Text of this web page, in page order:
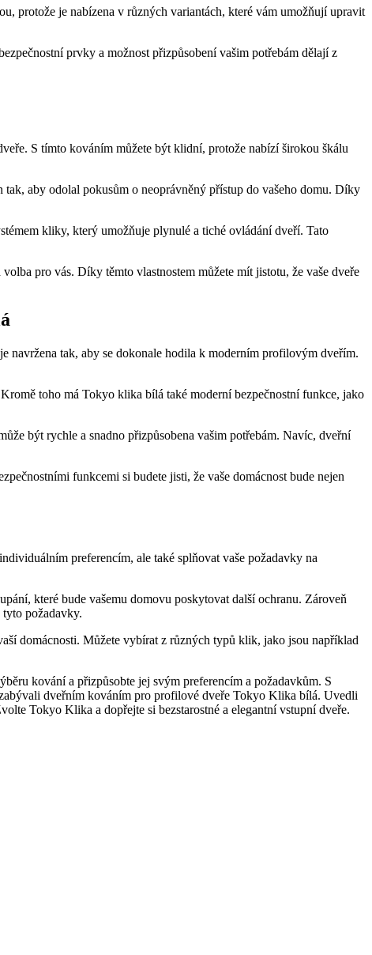
protože‍ je ‍nabízena v různých variantách, které vám umožňují upravit
prvky a možnost přizpůsobení vašim potřebám⁢ dělají z
S tímto kováním můžete být klidní, protože nabízí širokou škálu
‍aby ​odolal pokusům o neoprávněný přístup do vašeho domu. Díky
⁣kliky,‌ který umožňuje plynulé‌ a ‍tiché ovládání dveří. Tato
pro vás.​ Díky těmto​ vlastnostem​ můžete ⁢mít jistotu, že vaše dveře
tak,⁤ aby se dokonale⁣ hodila⁢ k moderním profilovým ⁤dveřím.
toho má Tokyo klika bílá ⁣také moderní bezpečnostní funkce, ⁢jako‌
být rychle a ⁢snadno přizpůsobena vašim potřebám. ⁤Navíc, dveřní
funkcemi si budete‍ jisti, že vaše domácnost ‍bude nejen
preferencím, ale také‌ splňovat vaše ​požadavky na
které bude​ vašemu ​domovu poskytovat⁣ další ochranu. Zároveň
požadavky.
domácnosti. Můžete vybírat⁢ z různých typů klik, jako jsou například
kování a přizpůsobte jej svým​ preferencím a ⁣požadavkům. S
dveřním kováním pro⁣ profilové dveře Tokyo Klika bílá. Uvedli
Tokyo Klika a dopřejte si bezstarostné a elegantní ⁣vstupní dveře.